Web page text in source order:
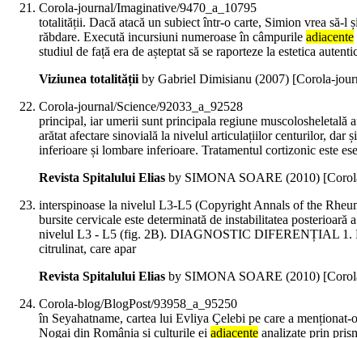
Corola-journal/Imaginative/9470_a_10795
totalității. Dacă atacă un subiect într-o carte, Simion vrea să-
răbdare. Execută incursiuni numeroase în câmpurile adiacente
studiul de față era de așteptat să se raporteze la estetica
Viziunea totalitățiiby Gabriel Dimisianu (2007) [Corola-
Corola-journal/Science/92033_a_92528
principal, iar umerii sunt principala regiune muscolosheletală
arătat afectare sinovială la nivelul articulațiilor centurilor, dar
inferioare și lombare inferioare. Tratamentul cortizonic este
Revista Spitalului Elias by SIMONA SOARE (2010)
interspinoase la nivelul L3-L5 (Copyright Annals of the
bursite cervicale este determinată de instabilitatea
nivelul L3 - L5 (fig. 2B). DIAGNOSTIC DIFERENȚIAL 1.
citrulinat, care apar
Revista Spitalului Elias by SIMONA SOARE (2010)
Corola-blog/BlogPost/93958_a_95250
în Seyahatname, cartea lui Evliya Çelebi pe care a
Nogai din România și culturile ei adiacente analizate prin